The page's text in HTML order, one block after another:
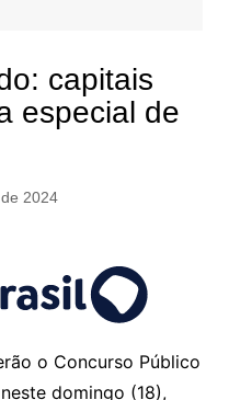
capitais
especial de
2024
o Concurso Público
domingo (18),